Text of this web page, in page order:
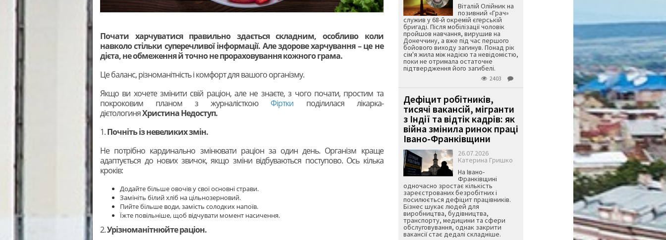
Почати харчуватися правильно здається складним, особливо коли
навколо стільки суперечливої інформації. Але здорове харчування – це не
дієта, не обмеження й точно не прораховування кожного грама.
Це баланс, різноманітність і комфорт для вашого організму.
Якщо ви хочете змінити свій раціон, але не знаєте, з чого почати, простим та
покроковим планом з журналісткоюФіртки поділилася лікарка-
дієтологиняХристина Недоступ.
1.Почніть із невеликих змін.
Не потрібно кардинально змінювати раціон за один день. Організм краще
адаптується до нових звичок, якщо зміни відбуваються поступово. Ось кілька
кроків:
Додайте більше овочів у свої основні страви.
Замініть білий хліб на цільнозерновий.
Пийте більше води, замість солодких напоїв.
Їжте повільніше, щоб відчувати момент насичення.
2.Урізноманітнюйте раціон.
Віталій Олійник на
позивний «Грач»
служив у 68-й окремій єгерській
бригаді. Після мобілізації чоловік
пройшов навчання, вирушив на
Донеччину, а вже під час першого
бойового виходу загинув. Понад рік
сім'я жила між надією та невідомістю,
поки не отримала остаточне
підтвердження його загибелі.
2403
Дефіцит робітників,
тисячі вакансій, мігранти
з Індії та відтік кадрів: як
війна змінила ринок праці
Івано-Франківщини
26.07.2026
Катерина Гришко
На Івано-
Франківщині
одночасно зростає кількість
зареєстрованих безробітних і
посилюється дефіцит працівників.
Бізнес шукає людей для
виробництва, будівництва,
транспорту, медицини та сфери
обслуговування, однак закрити
вакансії стає дедалі складніше.